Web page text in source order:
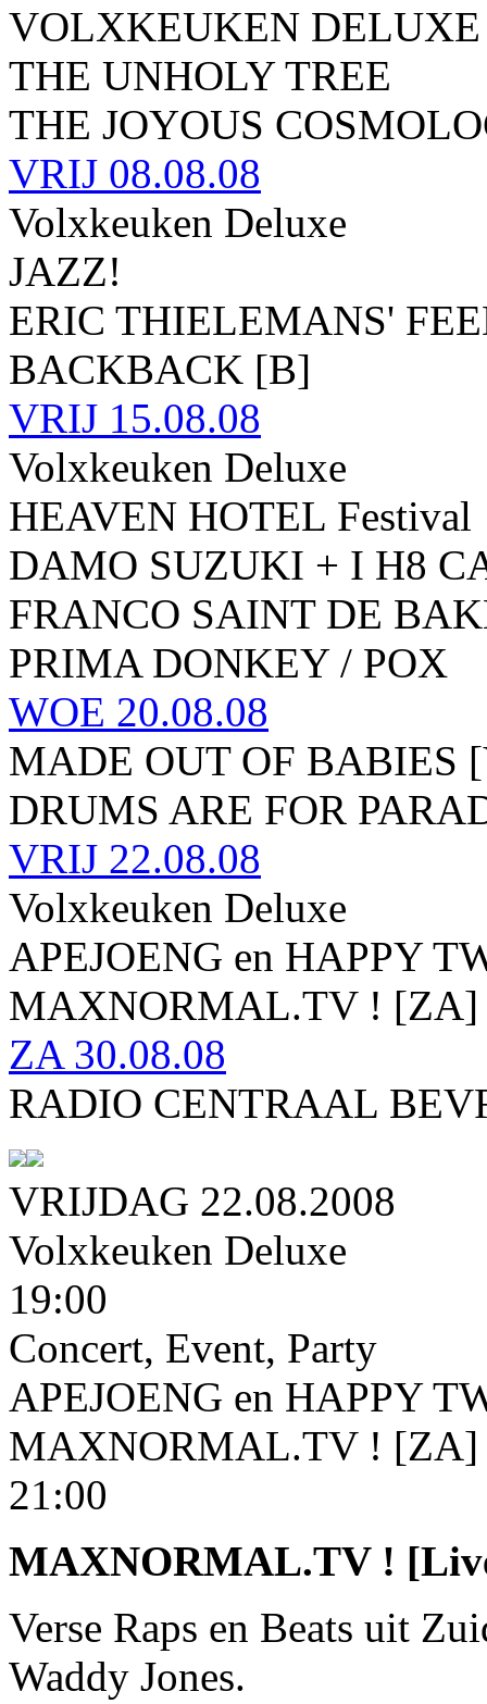
VOLXKEUKEN DELUXE
THE UNHOLY TREE
THE JOYOUS
VRIJ 08.08.08
Volxkeuken Deluxe
JAZZ!
ERIC THIELEMANS'
BACKBACK [B]
VRIJ 15.08.08
Volxkeuken Deluxe
HEAVEN HOTEL Festival
DAMO SUZUKI + I H8
FRANCO SAINT DE
PRIMA DONKEY / POX
WOE 20.08.08
MADE OUT OF BABIES
DRUMS ARE FOR
VRIJ 22.08.08
Volxkeuken Deluxe
APEJOENG en HAPPY
MAXNORMAL.TV ! [ZA]
ZA30.08.08
RADIO CENTRAAL
VRIJDAG 22.08.2008
Volxkeuken Deluxe
19:00
Concert, Event, Party
APEJOENG en HAPPY
MAXNORMAL.TV ! [ZA]
21:00
MAXNORMAL.TV !
Verse Raps en Beats uit
Waddy Jones.